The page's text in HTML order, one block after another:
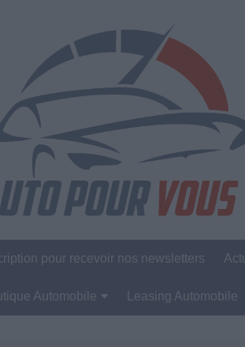
pour recevoir nos newsletters
Automobile Leasing Automobile